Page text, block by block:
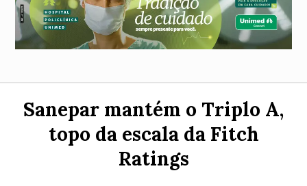
Sanepar mantém o Triplo A,
topo da escala da Fitch
Ratings